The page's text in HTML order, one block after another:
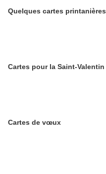
Quelques cartes printanières
Cartes pour la Saint-Valentin
Cartes de vœux